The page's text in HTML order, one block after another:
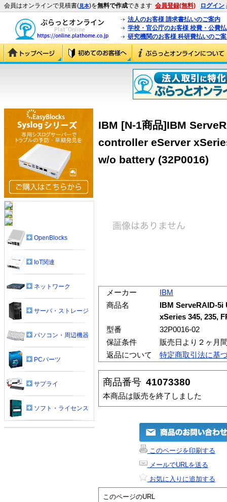
会員はオンラインで見積書(見本)を無料で作成できます 会員登録(無料) ログイン
法人のお客様 請求書払いのご案内
学校・官公庁のお客様 校費・公費
研究機関のお客様 科研費払いのご
IBM [N-1商品]IBM
controller eServer
w/o battery (32P0016)
メーカー
IBM
商品名
IBM ServeRAID-
xSeries 345, 235,
型番
32P0016-02
保証条件
販売日より２ヶ月
返品について
特定商取引法に基
商品番号 41073380
本商品は販売を終了しました
このページを印刷する
メールでURLを送る
お気に入りに追加する
このページのURL
OpenBlocks
IoT関連
ネットワーク
サーバ・ストレージ
パソコン・周辺機器
PCパーツ
サプライ
ソフト・ライセンス